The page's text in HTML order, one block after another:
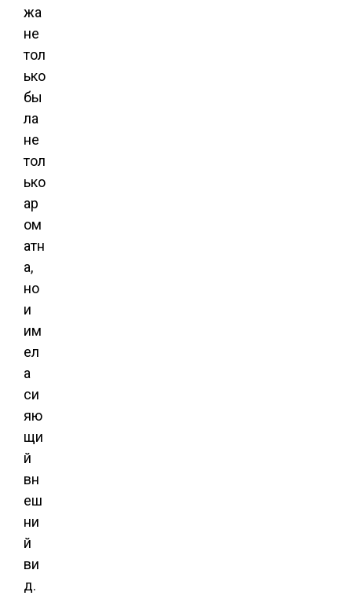
жа
не
тол
ько
бы
ла
не
тол
ько
ар
ом
атн
а,
но
и
им
ел
а
си
яю
щи
й
вн
еш
ни
й
ви
д.